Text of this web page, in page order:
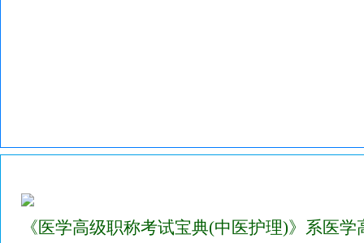
《医学高级职称考试宝典(中医护理)》系医